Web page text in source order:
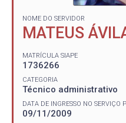
NOME DO SERVIDOR
MATEUS
MATRÍCULA SIAPE
1736266
CATEGORIA
Técnico administrativo
DATA DE INGRESSO NO SERVIÇO
09/11/2009